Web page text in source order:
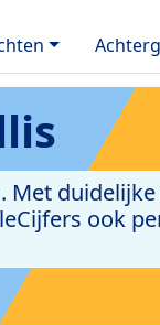
Met
ook